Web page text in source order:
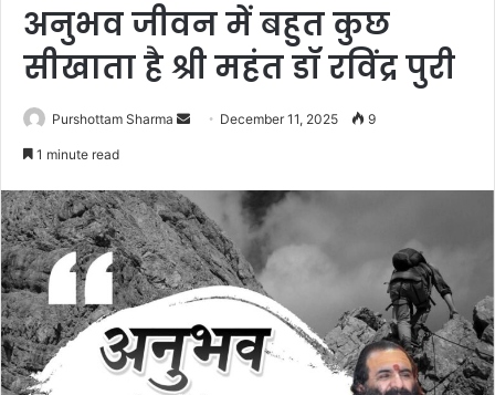
अनुभव जीवन में बहुत कुछ
सीखाता है श्री महंत डॉ रविंद्र पुरी
Purshottam Sharma
d
a
n
e
m
a
l
December 11, 2025 9
1 minute read